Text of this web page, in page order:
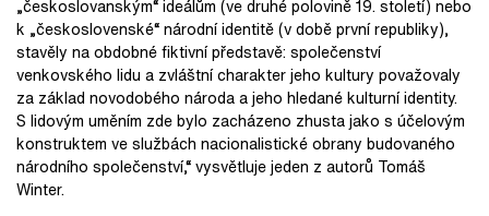
„českoslovanským“ ideálům (ve druhé polovině 19. století) nebo
k „československé“ národní identitě (v době první republiky),
stavěly na obdobné fiktivní představě: společenství
venkovského lidu a zvláštní charakter jeho kultury považovaly
za základ novodobého národa a jeho hledané kulturní identity.
S lidovým uměním zde bylo zacházeno zhusta jako s účelovým
konstruktem ve službách nacionalistické obrany budovaného
národního společenství,“ vysvětluje jeden z autorů Tomáš
Winter.